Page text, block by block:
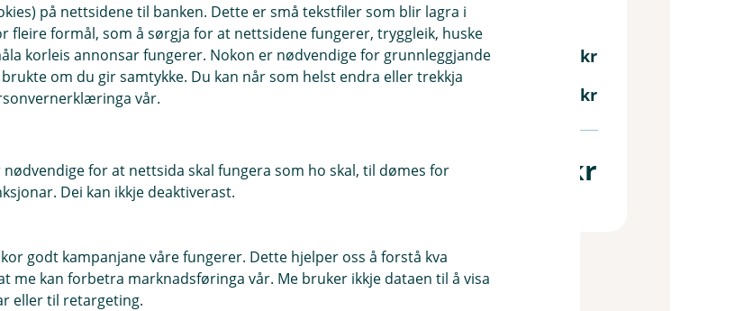
50 000 kr
33 000 kr
17 000 kr
på nettsidene til banken. Dette er små tekstfiler som blir lagra i
fleire formål, som å sørgja for at nettsidene fungerer, tryggleik, huske
korleis annonsar fungerer. Nokon er nødvendige for grunnleggjande
om du gir samtykke. Du kan når som helst endra eller trekkja
vår.
for at nettsida skal fungera som ho skal, til dømes for
Dei kan ikkje deaktiverast.
godt kampanjane våre fungerer. Dette hjelper oss å forstå kva
me kan forbetra marknadsføringa vår. Me bruker ikkje dataen til å visa
eller til retargeting.